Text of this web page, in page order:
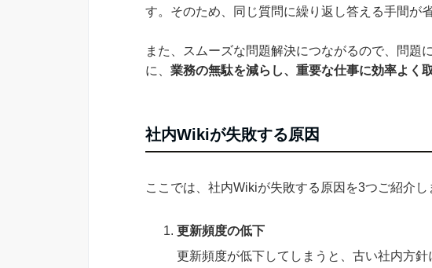
す。そのため、同じ質問に繰り返し答える手間が省
また、スムーズな問題解決につながるので、問題
に、 業務の無駄を減らし、重要な仕事に効率よく
社内Wikiが失敗する原因
ここでは、社内Wikiが失敗する原因を3つご紹介し
更新頻度の低下
更新頻度が低下してしまうと、古い社内方